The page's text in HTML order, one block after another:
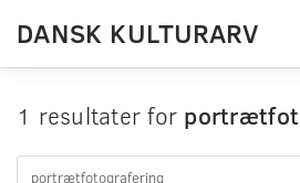
DANSK KULTURARV
1 resultater for